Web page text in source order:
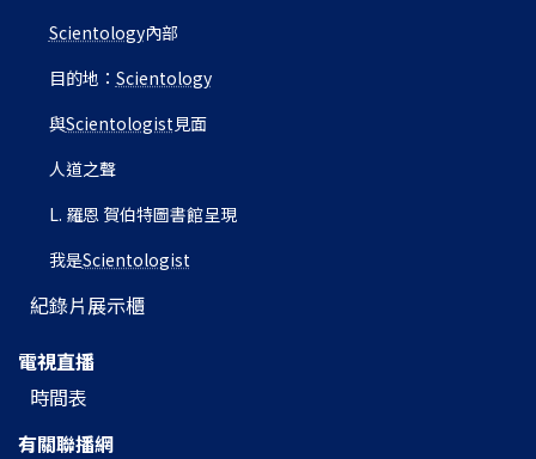
Scientology內部
目的地： Scientology
與Scientologist 見面
人道之聲
L. 羅恩 賀伯特圖書館呈現
我是Scientologist
紀錄片展示櫃
電視直播
時間表
有關聯播網